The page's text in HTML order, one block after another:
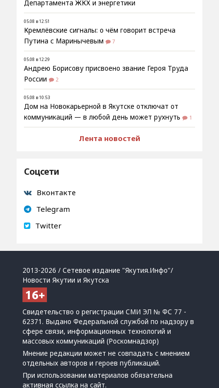
Департамента ЖКХ и энергетики
05.08 в 12:51
Кремлёвские сигналы: о чём говорит встреча
Путина с Маринычевым
7
05.08 в 12:29
Андрею Борисову присвоено звание Героя Труда
России
2
05.08 в 10:53
Дом на Новокарьерной в Якутске отключат от
коммуникаций — в любой день может рухнуть
1
Лента новостей
Соцсети
Вконтакте
Telegram
Twitter
2013-2026 / Сетевое издание "Якутия.Инфо"/
Новости Якутии и Якутска
Свидетельство о регистрации СМИ ЭЛ № ФС 77 -
62371. Выдано Федеральной службой по надзору в
сфере связи, информационных технологий и
массовых коммуникаций (Роскомнадзор)
Мнение редакции может не совпадать с мнением
отдельных авторов и героев публикаций.
При использовании материалов обязательна
активная ссылка на сайт.